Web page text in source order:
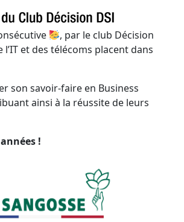
, par le club Décision
et des télécoms placent dans
son savoir-faire en Business
ainsi à la réussite de leurs
!